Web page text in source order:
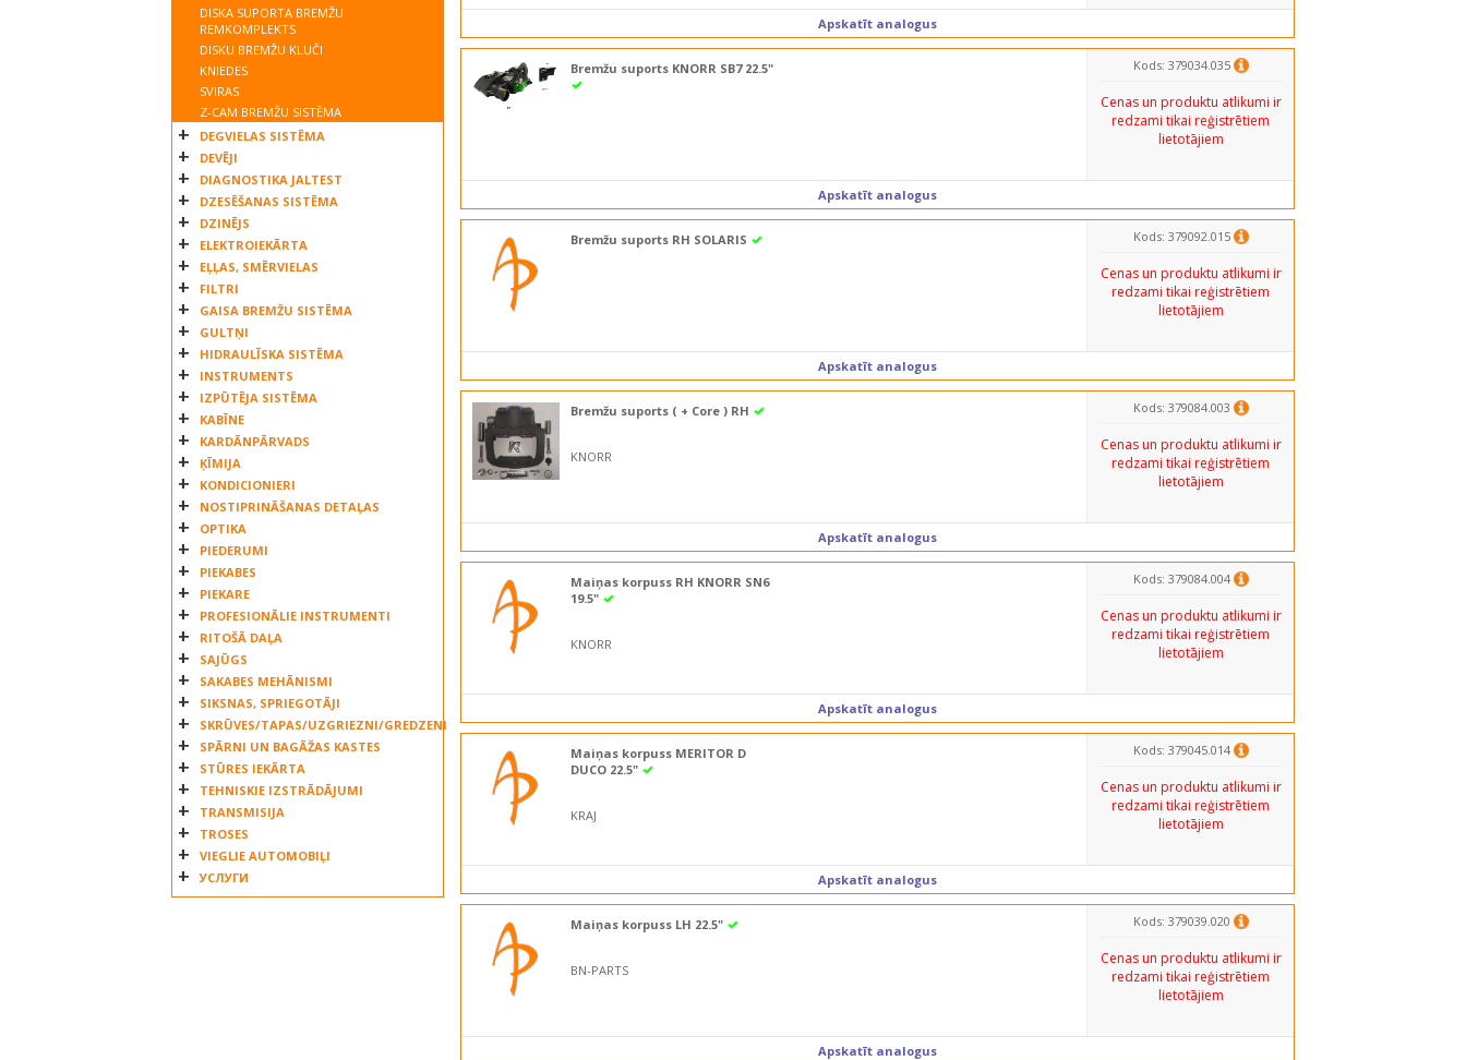
UNIVERSAL COMPONENTS UK LTD
VEINARD
VOLVO
WABCO
WINKLER
ZF
DISKA SUPORTA BREMŽU
REMKOMPLEKTS
DISKU BREMŽU KLUČI
KNIEDES
SVIRAS
Z-CAM BREMŽU SISTĒMA
DEGVIELAS SISTĒMA
DEVĒJI
DIAGNOSTIKA JALTEST
DZESĒŠANAS SISTĒMA
DZINĒJS
ELEKTROIEKĀRTA
EĻĻAS, SMĒRVIELAS
FILTRI
GAISA BREMŽU SISTĒMA
GULTŅI
HIDRAULĪSKA SISTĒMA
INSTRUMENTS
IZPŪTĒJA SISTĒMA
KABĪNE
KARDĀNPĀRVADS
ĶĪMIJA
KONDICIONIERI
NOSTIPRINĀŠANAS DETAĻAS
OPTIKA
PIEDERUMI
PIEKABES
PIEKARE
PROFESIONĀLIE INSTRUMENTI
RITOŠĀ DAĻA
SAJŪGS
SAKABES MEHĀNISMI
SIKSNAS, SPRIEGOTĀJI
SKRŪVES/TAPAS/UZGRIEZNI/GREDZENI
SPĀRNI UN BAGĀŽAS KASTES
STŪRES IEKĀRTA
TEHNISKIE IZSTRĀDĀJUMI
TRANSMISIJA
TROSES
VIEGLIE AUTOMOBIĻI
УСЛУГИ
Apskatīt analogus
Bremžu suports KNORR SB7 22.5" Kods: 379034.035
Cenas un produktu atlikumi ir
redzami tikai reģistrētiem
lietotājiem
Apskatīt analogus
Bremžu suports RH SOLARIS Kods: 379092.015
Cenas un produktu atlikumi ir
redzami tikai reģistrētiem
lietotājiem
Apskatīt analogus
Bremžu suports ( + Core ) RH
KNORR
Kods: 379084.003
Cenas un produktu atlikumi ir
redzami tikai reģistrētiem
lietotājiem
Apskatīt analogus
Maiņas korpuss RH KNORR SN6
19.5"
KNORR
Kods: 379084.004
Cenas un produktu atlikumi ir
redzami tikai reģistrētiem
lietotājiem
Apskatīt analogus
Maiņas korpuss MERITOR D
DUCO 22.5"
KRAJ
Kods: 379045.014
Cenas un produktu atlikumi ir
redzami tikai reģistrētiem
lietotājiem
Apskatīt analogus
Maiņas korpuss LH 22.5"
BN-PARTS
Kods: 379039.020
Cenas un produktu atlikumi ir
redzami tikai reģistrētiem
lietotājiem
Apskatīt analogus